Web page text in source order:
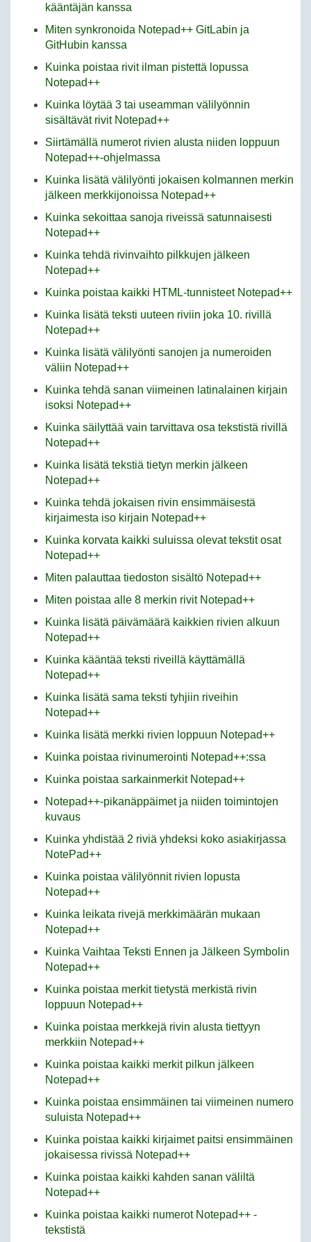
kääntäjän kanssa
Miten synkronoida Notepad++ GitLabin ja
GitHubin kanssa
Kuinka poistaa rivit ilman pistettä lopussa
Notepad++
Kuinka löytää 3 tai useamman välilyönnin
sisältävät rivit Notepad++
Siirtämällä numerot rivien alusta niiden loppuun
Notepad++-ohjelmassa
Kuinka lisätä välilyönti jokaisen kolmannen merkin
jälkeen merkkijonoissa Notepad++
Kuinka sekoittaa sanoja riveissä satunnaisesti
Notepad++
Kuinka tehdä rivinvaihto pilkkujen jälkeen
Notepad++
Kuinka poistaa kaikki HTML-tunnisteet Notepad++
Kuinka lisätä teksti uuteen riviin joka 10. rivillä
Notepad++
Kuinka lisätä välilyönti sanojen ja numeroiden
väliin Notepad++
Kuinka tehdä sanan viimeinen latinalainen kirjain
isoksi Notepad++
Kuinka säilyttää vain tarvittava osa tekstistä rivillä
Notepad++
Kuinka lisätä tekstiä tietyn merkin jälkeen
Notepad++
Kuinka tehdä jokaisen rivin ensimmäisestä
kirjaimesta iso kirjain Notepad++
Kuinka korvata kaikki suluissa olevat tekstit osat
Notepad++
Miten palauttaa tiedoston sisältö Notepad++
Miten poistaa alle 8 merkin rivit Notepad++
Kuinka lisätä päivämäärä kaikkien rivien alkuun
Notepad++
Kuinka kääntää teksti riveillä käyttämällä
Notepad++
Kuinka lisätä sama teksti tyhjiin riveihin
Notepad++
Kuinka lisätä merkki rivien loppuun Notepad++
Kuinka poistaa rivinumerointi Notepad++:ssa
Kuinka poistaa sarkainmerkit Notepad++
Notepad++-pikanäppäimet ja niiden toimintojen
kuvaus
Kuinka yhdistää 2 riviä yhdeksi koko asiakirjassa
NotePad++
Kuinka poistaa välilyönnit rivien lopusta
Notepad++
Kuinka leikata rivejä merkkimäärän mukaan
Notepad++
Kuinka Vaihtaa Teksti Ennen ja Jälkeen Symbolin
Notepad++
Kuinka poistaa merkit tietystä merkistä rivin
loppuun Notepad++
Kuinka poistaa merkkejä rivin alusta tiettyyn
merkkiin Notepad++
Kuinka poistaa kaikki merkit pilkun jälkeen
Notepad++
Kuinka poistaa ensimmäinen tai viimeinen numero
suluista Notepad++
Kuinka poistaa kaikki kirjaimet paitsi ensimmäinen
jokaisessa rivissä Notepad++
Kuinka poistaa kaikki kahden sanan väliltä
Notepad++
Kuinka poistaa kaikki numerot Notepad++ -
tekstistä